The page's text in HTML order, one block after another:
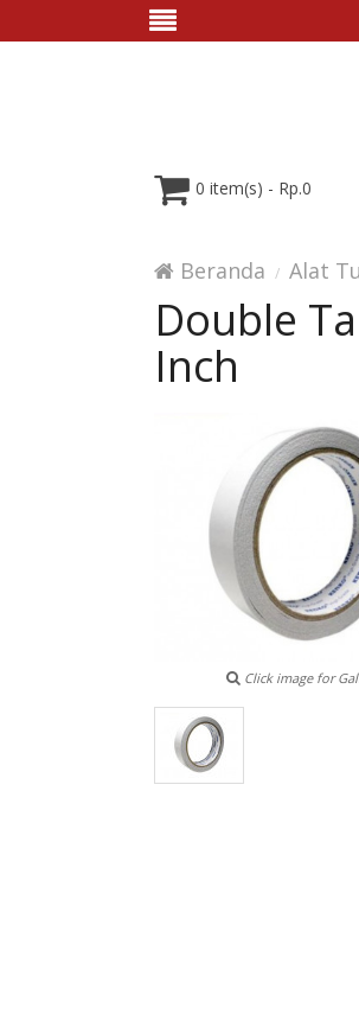
0 item(s) - Rp.0
Beranda Alat
Double
Inch
Click image for